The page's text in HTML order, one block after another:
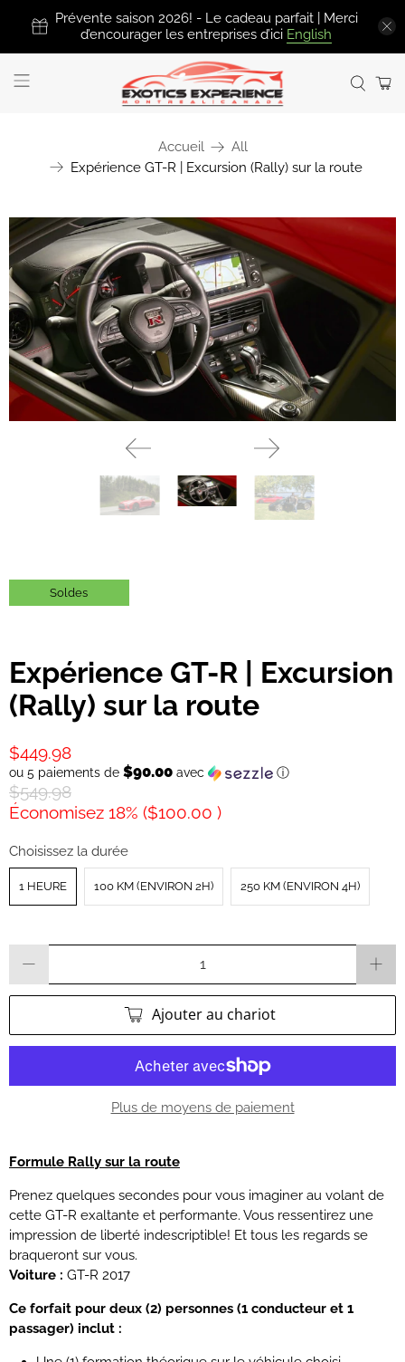
Prévente saison 2026! - Le cadeau parfait | Merci
d’encourager les entreprises d’ici English
Accueil
All
Expérience GT-R | Excursion (Rally) sur la route
Soldes
Expérience GT-R | Excursion
(Rally) sur la route
$449.98
ou 5 paiements de $90.00 avec ⓘ
$549.98
Économisez 18% ($100.00 )
Choisissez la durée
1 HEURE 100 KM (ENVIRON 2H) 250 KM (ENVIRON 4H)
Ajouter au chariot
Plus de moyens de paiement
Formule Rally sur la route
Prenez quelques secondes pour vous imaginer au volant de
cette GT-R exaltante et performante. Vous ressentirez une
impression de liberté indescriptible! Et tous les regards se
braqueront sur vous.
Voiture : GT-R 2017
Ce forfait pour deux (2) personnes (1 conducteur et 1
passager) inclut :